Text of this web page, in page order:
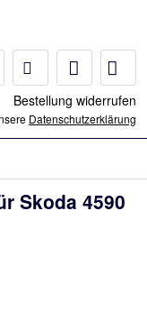
Bestellung widerrufen
Datenschutzerklärung
Skoda 4590